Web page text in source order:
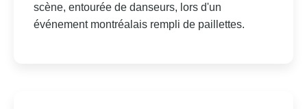
scène, entourée de danseurs, lors d'un
événement montréalais rempli de paillettes.